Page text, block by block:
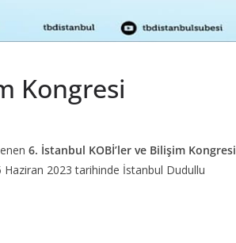
Kongresi
6. İstanbul KOBİ’ler ve Bilişim Kongresi
Haziran 2023 tarihinde İstanbul Dudullu